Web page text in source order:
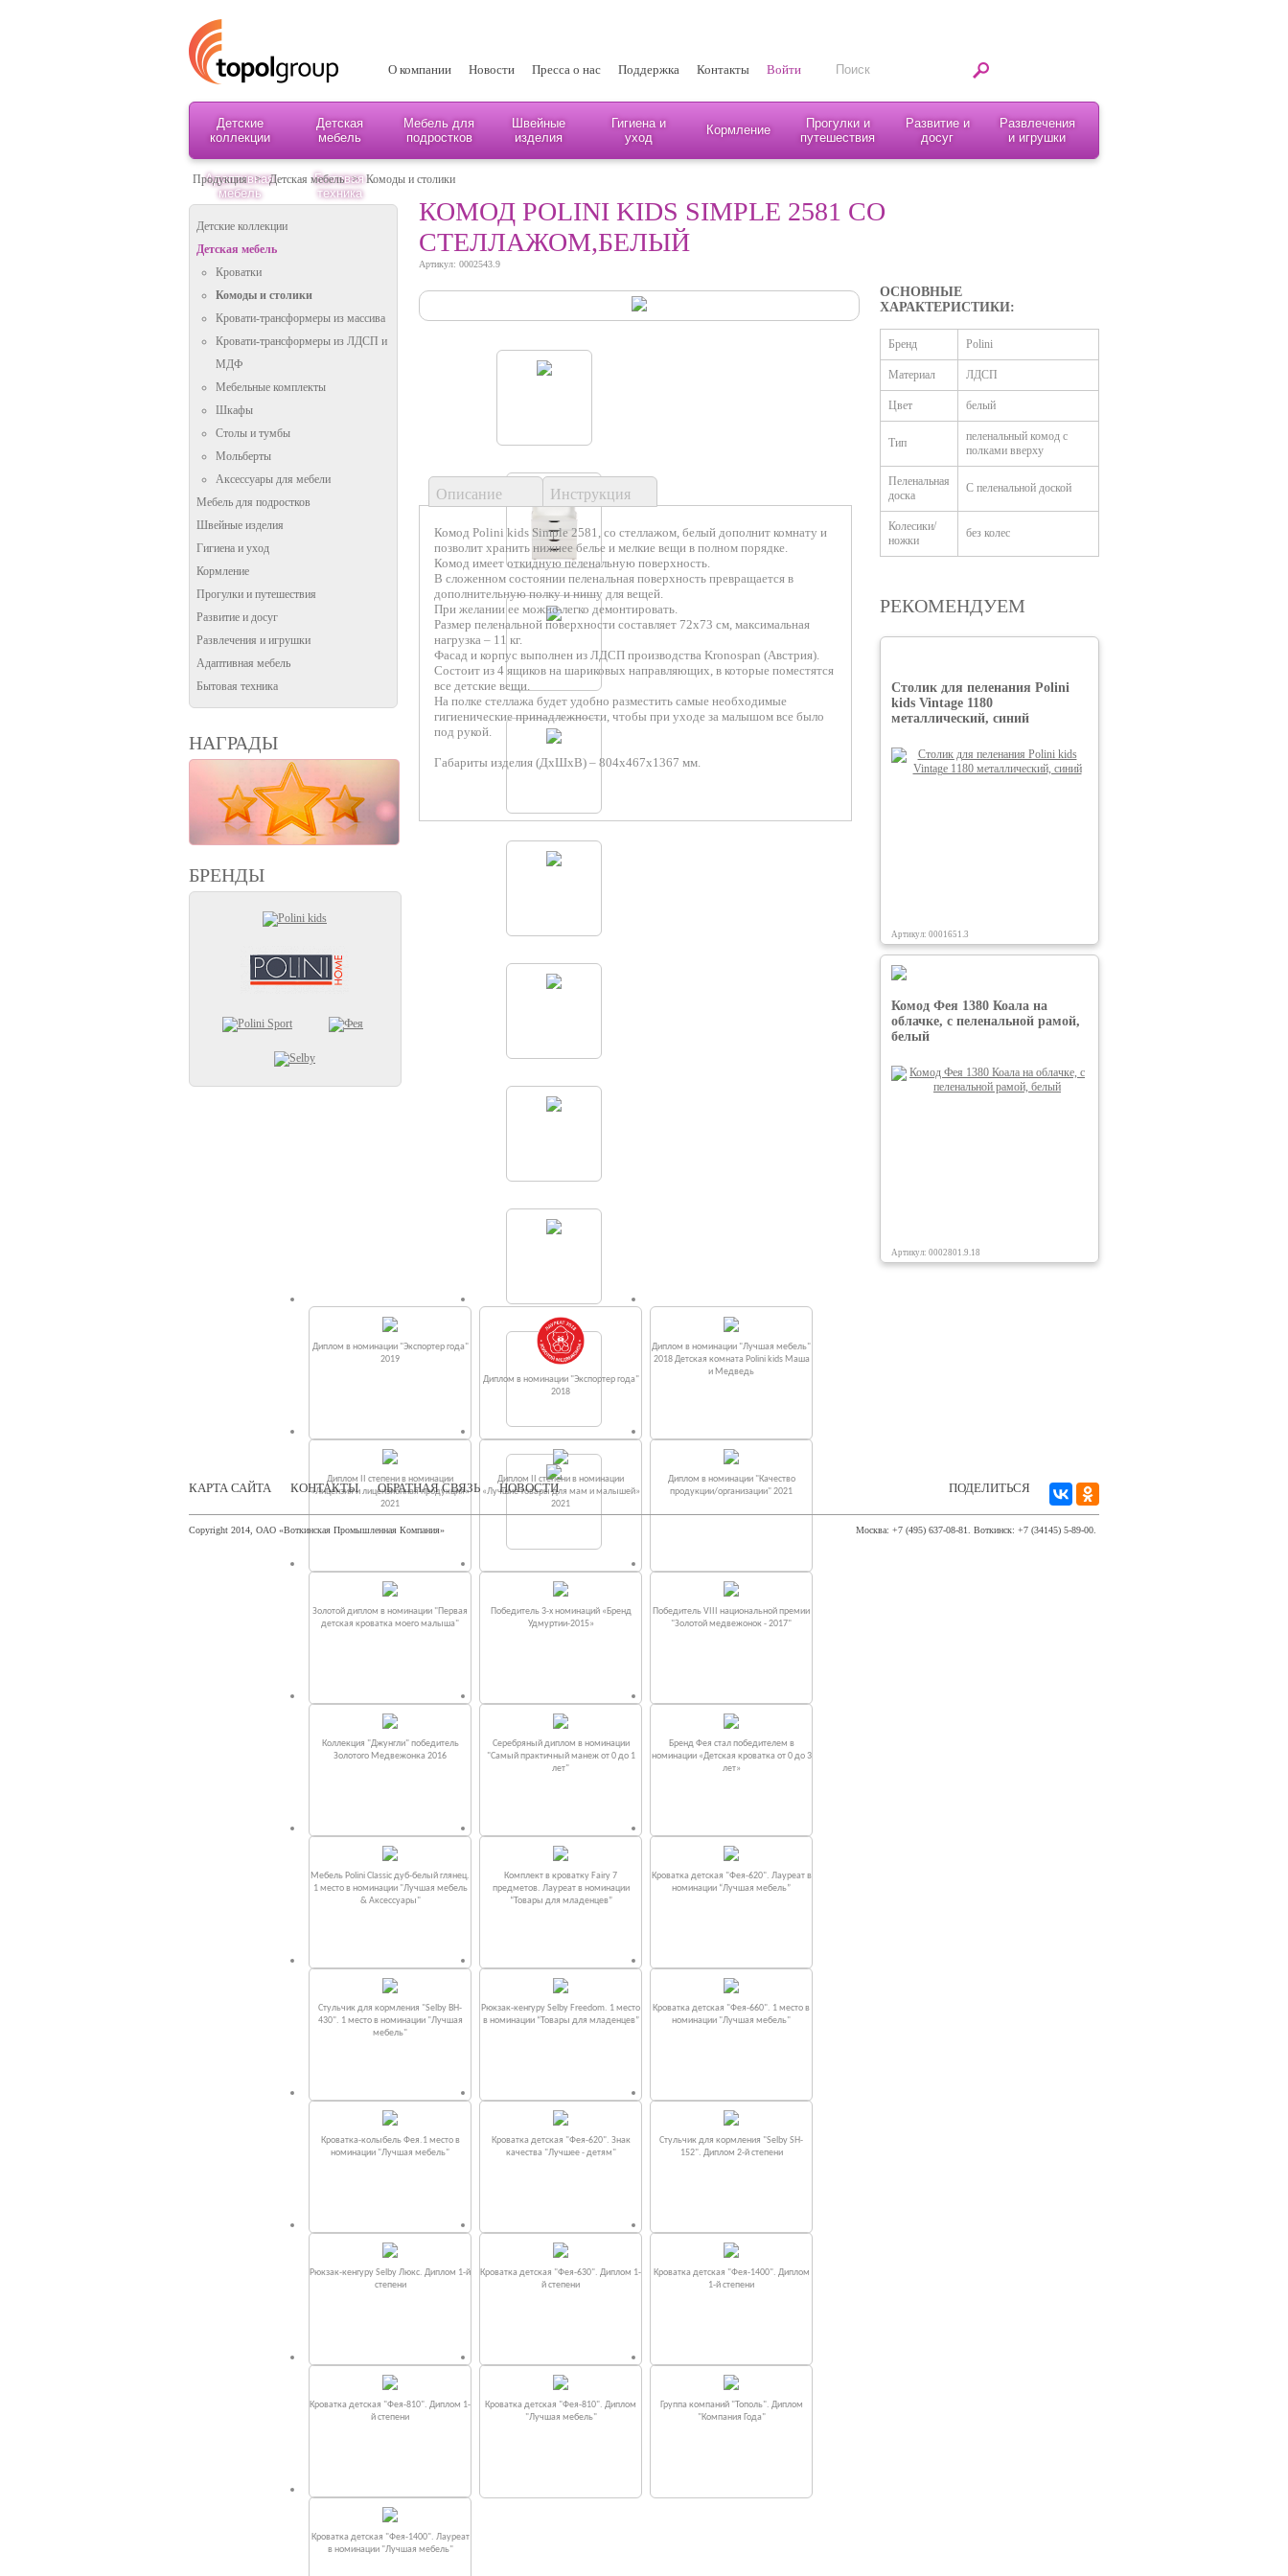
О компании Новости Пресса о нас Поддержка Контакты Войти
Детские
коллекции
Детская
мебель
Мебель для
подростков
Швейные
изделия
Гигиена и
уход
Кормление
Прогулки и
путешествия
Развитие и
досуг
Развлечения
и игрушки
Адаптивная
мебель
Бытовая
техника
Продукция > Детская мебель > Комоды и столики
Детские коллекции
Детская мебель
Кроватки
Комоды и столики
Кровати-трансформеры из массива
Кровати-трансформеры из ЛДСП и
МДФ
Мебельные комплекты
Шкафы
Столы и тумбы
Мольберты
Аксессуары для мебели
Мебель для подростков
Швейные изделия
Гигиена и уход
Кормление
Прогулки и путешествия
Развитие и досуг
Развлечения и игрушки
Адаптивная мебель
Бытовая техника
НАГРАДЫ
БРЕНДЫ
КОМОД POLINI KIDS SIMPLE 2581 СО
СТЕЛЛАЖОМ,БЕЛЫЙ
Артикул: 0002543.9
Описание Инструкция
Комод Polini kids Simple 2581, со стеллажом, белый дополнит комнату и
позволит хранить нижнее белье и мелкие вещи в полном порядке.
Комод имеет откидную пеленальную поверхность.
В сложенном состоянии пеленальная поверхность превращается в
дополнительную полку и нишу для вещей.
При желании ее можно легко демонтировать.
Размер пеленальной поверхности составляет 72х73 см, максимальная
нагрузка – 11 кг.
Фасад и корпус выполнен из ЛДСП производства Kronospan (Австрия).
Состоит из 4 ящиков на шариковых направляющих, в которые поместятся
все детские вещи.
На полке стеллажа будет удобно разместить самые необходимые
гигиенические принадлежности, чтобы при уходе за малышом все было
под рукой.
Габариты изделия (ДхШхВ) – 804х467х1367 мм.
ОСНОВНЫЕ
ХАРАКТЕРИСТИКИ:
Бренд Polini
Материал ЛДСП
Цвет белый
Тип
пеленальный комод с
полками вверху
Пеленальная
доска
С пеленальной доской
Колесики/
ножки
без колес
РЕКОМЕНДУЕМ
Столик для пеленания Polini
kids Vintagе 1180
металлический, синий
Артикул: 0001651.3
Комод Фея 1380 Коала на
облачке, с пеленальной рамой,
белый
Артикул: 0002801.9.18
Диплом в номинации "Экспортер года"
2019
Диплом в номинации "Экспортер года"
2018
Диплом в номинации "Лучшая мебель"
2018 Детская комната Polini kids Маша
и Медведь
Диплом II степени в номинации
«Лицензия и лицензионная продукция»
2021
Диплом II степени в номинации
«Лучшие товары для мам и малышей»
2021
Диплом в номинации "Качество
продукции/организации" 2021
Золотой диплом в номинации "Первая
детская кроватка моего малыша"
Победитель 3-х номинаций «Бренд
Удмуртии-2015»
Победитель VIII национальной премии
"Золотой медвежонок - 2017"
Коллекция "Джунгли" победитель
Золотого Медвежонка 2016
Серебряный диплом в номинации
"Самый практичный манеж от 0 до 1
лет"
Бренд Фея стал победителем в
номинации «Детская кроватка от 0 до 3
лет»
Мебель Polini Classic дуб-белый глянец.
1 место в номинации "Лучшая мебель
& Аксессуары"
Комплект в кроватку Fаiry 7
предметов. Лауреат в номинации
“Товары для младенцев”
Кроватка детская "Фея-620". Лауреат в
номинации “Лучшая мебель”
Стульчик для кормления "Selby BH-
430". 1 место в номинации "Лучшая
мебель"
Рюкзак-кенгуру Selby Freedom. 1 место
в номинации “Товары для младенцев”
Кроватка детская "Фея-660". 1 место в
номинации "Лучшая мебель"
Кроватка-колыбель Фея.1 место в
номинации "Лучшая мебель"
Кроватка детская "Фея-620". Знак
качества "Лучшее - детям"
Стульчик для кормления "Selby SH-
152". Диплом 2-й степени
Рюкзак-кенгуру Selby Люкс. Диплом 1-й
степени
Кроватка детская "Фея-630". Диплом 1-
й степени
Кроватка детская "Фея-1400". Диплом
1-й степени
Кроватка детская "Фея-810". Диплом 1-
й степени
Кроватка детская "Фея-810". Диплом
"Лучшая мебель"
Группа компаний "Тополь". Диплом
"Компания Года"
Кроватка детская "Фея-1400". Лауреат
в номинации "Лучшая мебель"
КАРТА САЙТА КОНТАКТЫ ОБРАТНАЯ СВЯЗЬ НОВОСТИ ПОДЕЛИТЬСЯ
Copyright 2014, ОАО «Воткинская Промышленная Компания» Москва: +7 (495) 637-08-81. Воткинск: +7 (34145) 5-89-00.